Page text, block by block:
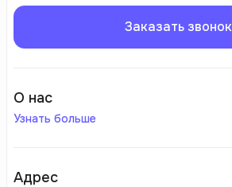
Заказать звонок
О нас
Узнать больше
Адрес